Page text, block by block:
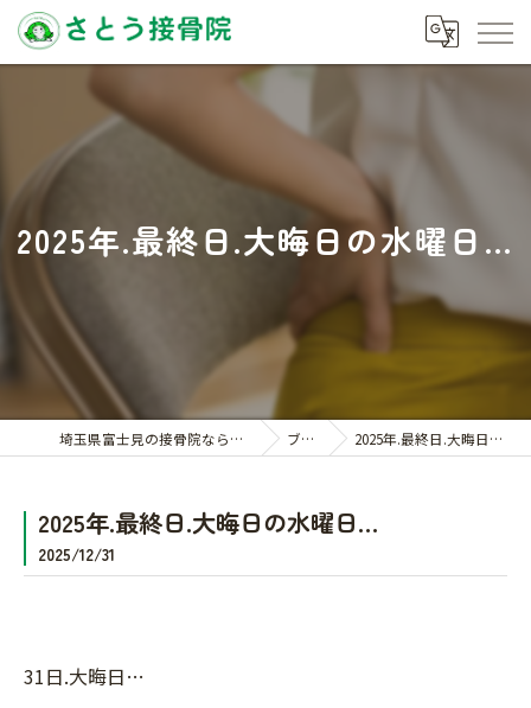
2025年.最終日.大晦日の水曜日…
埼玉県富士見の接骨院ならさとう接骨院 ブログ 2025年.最終日.大晦日の水曜日…
2025年.最終日.大晦日の水曜日…
2025/12/31
31日.大晦日…